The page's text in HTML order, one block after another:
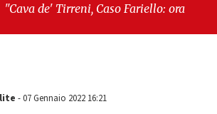
de' Tirreni, Caso Fariello: ora torniamo
-07 Gennaio 2022 16:21